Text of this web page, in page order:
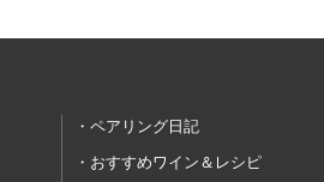
ペアリング日記
おすすめワイン＆レシピ